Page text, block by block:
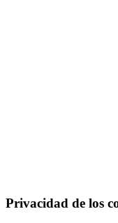
Privacidad de los